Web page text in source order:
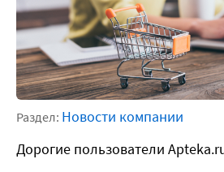
Раздел: Новости компании
Дорогие пользователи